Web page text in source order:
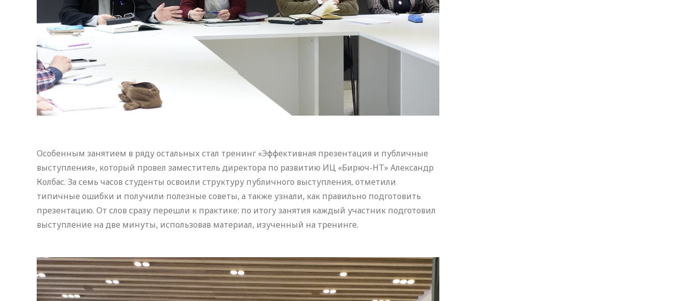
Особенным занятием в ряду остальных стал тренинг «Эффективная презентация и публичные
выступления», который провел заместитель директора по развитию ИЦ «Бирюч-НТ» Александр
Колбас. За семь часов студенты освоили структуру публичного выступления, отметили
типичные ошибки и получили полезные советы, а также узнали, как правильно подготовить
презентацию. От слов сразу перешли к практике: по итогу занятия каждый участник подготовил
выступление на две минуты, использовав материал, изученный на тренинге.